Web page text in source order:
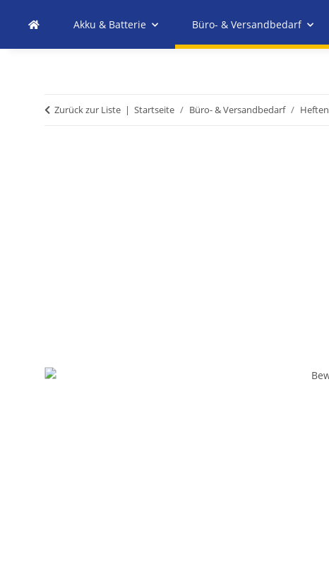
Akku & Batterie Büro- & Versandbedarf
Zurück zur Liste Startseite Büro- & Versandbedarf